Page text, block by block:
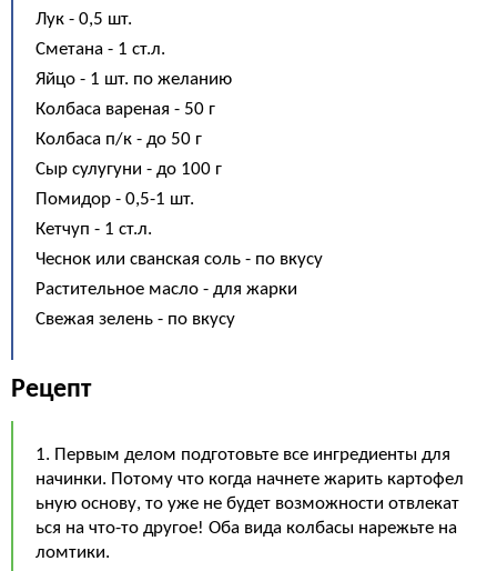
Лук - 0,5 шт.
Сметана - 1 ст.л.
Яйцо - 1 шт. по желанию
Колбаса вареная - 50 г
Колбаса п/к - до 50 г
Сыр сулугуни - до 100 г
Помидор - 0,5-1 шт.
Кетчуп - 1 ст.л.
Чеснок или сванская соль - по вкусу
Растительное масло - для жарки
Свежая зелень - по вкусу
Рецепт
1. Первым делом подготовьте все ингредиенты для
начинки. Потому что когда начнете жарить картофел
ьную основу, то уже не будет возможности отвлекат
ься на что-то другое! Оба вида колбасы нарежьте на
ломтики.